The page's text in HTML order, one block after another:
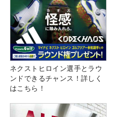
ネクストヒロイン選手とラウ
ンドできるチャンス！詳しく
はこちら！